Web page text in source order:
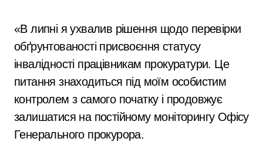
«В липні я ухвалив рішення щодо перевірки
обґрунтованості присвоєння статусу
інвалідності працівникам прокуратури. Це
питання знаходиться під моїм особистим
контролем з самого початку і продовжує
залишатися на постійному моніторингу Офісу
Генерального прокурора.